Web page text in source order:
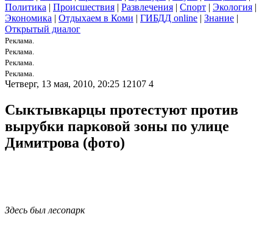
Политика | Происшествия | Развлечения | Спорт | Экология |
Экономика | Отдыхаем в Коми | ГИБДД online | Знание |
Открытый диалог
Реклама.
Реклама.
Реклама.
Реклама.
Четверг, 13 мая, 2010, 20:25 12107 4
Сыктывкарцы протестуют против
вырубки парковой зоны по улице
Димитрова (фото)
Здесь был лесопарк